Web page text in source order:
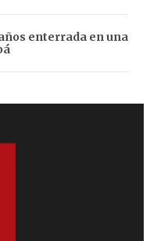
enterrada en una